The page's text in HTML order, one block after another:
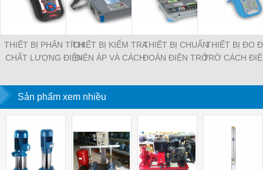
THIẾT BỊ PHÂN TÍCH
CHẤT LƯỢNG ĐIỆN
2892
THIẾT BỊ KIỂM TRA
ĐIỆN ÁP VÀ CÁCH
THIẾT BỊ CHUẨN
ĐOÁN ĐIỆN TRỞ
THIẾT BỊ ĐO
TRỞ CÁCH
Sản phẩm xem nhiều